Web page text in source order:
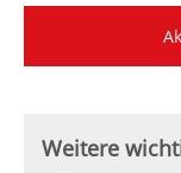
Weitere